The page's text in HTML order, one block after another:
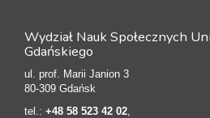
Wydział Nauk Społecznych
Gdańskiego
ul. prof. Marii Janion 3
80-309 Gdańsk
tel.: +48 58 523 42 02